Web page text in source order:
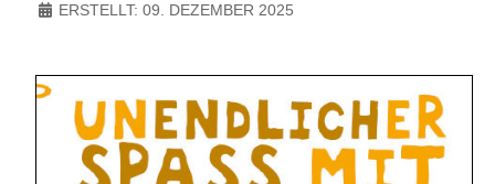
ERSTELLT: 09. DEZEMBER 2025